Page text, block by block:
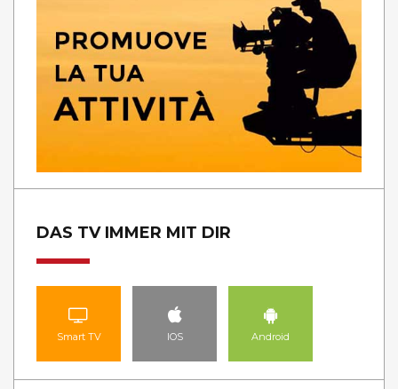
DAS TV IMMER MIT DIR
Smart TV IOS Android